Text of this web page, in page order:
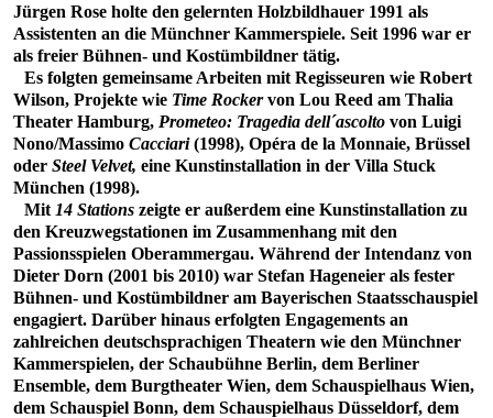
Jürgen Rose holte den gelernten Holzbildhauer 1991 als
Assistenten an die Münchner Kammerspiele. Seit 1996 war er
als freier Bühnen- und Kostümbildner tätig.
Es folgten gemeinsame Arbeiten mit Regisseuren wie Robert
Wilson, Projekte wie Time Rockervon Lou Reed am Thalia
Theater Hamburg, Prometeo: Tragedia dell´ascolto von Luigi
Nono/Massimo Cacciari(1998), Opéra de la Monnaie, Brüssel
oder Steel Velvet, eine Kunstinstallation in der Villa Stuck
München (1998).
Mit 14 Stations zeigte er außerdem eine Kunstinstallation zu
den Kreuzwegstationen im Zusammenhang mit den
Passionsspielen Oberammergau. Während der Intendanz von
Dieter Dorn (2001 bis 2010) war Stefan Hageneier als fester
Bühnen- und Kostümbildner am Bayerischen Staatsschauspiel
engagiert. Darüber hinaus erfolgten Engagements an
zahlreichen deutschsprachigen Theatern wie den Münchner
Kammerspielen, der Schaubühne Berlin, dem Berliner
Ensemble, dem Burgtheater Wien, dem Schauspielhaus Wien,
dem Schauspiel Bonn, dem Schauspielhaus Düsseldorf, dem